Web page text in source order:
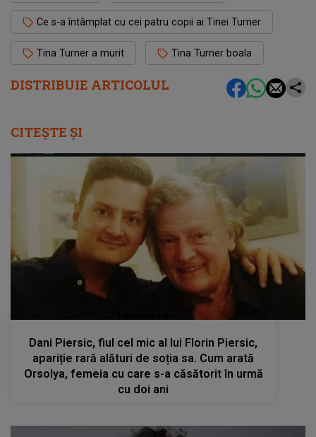
DISTRIBUIE ARTICOLUL
Ce s-a întâmplat cu cei patru copii ai Tinei Turner
Tina Turner a murit Tina Turner boala
CITEȘTE ȘI
Dani Piersic, fiul cel mic al lui Florin Piersic,
apariție rară alături de soția sa. Cum arată
Orsolya, femeia cu care s-a căsătorit în urmă
cu doi ani